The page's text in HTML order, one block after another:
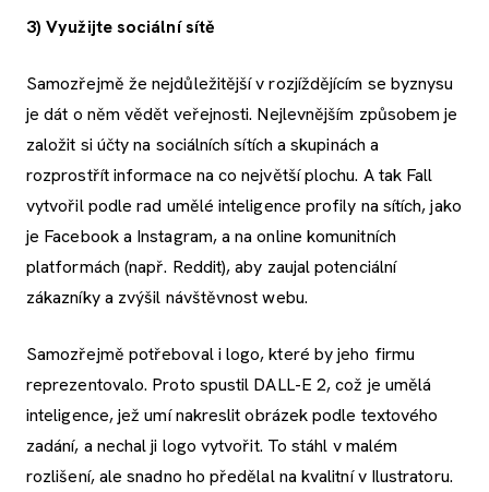
3) Využijte sociální sítě
Samozřejmě že nejdůležitější v rozjíždějícím se byznysu
je dát o něm vědět veřejnosti. Nejlevnějším způsobem je
založit si účty na sociálních sítích a skupinách a
rozprostřít informace na co největší plochu. A tak Fall
vytvořil podle rad umělé inteligence profily na sítích, jako
je Facebook a Instagram, a na online komunitních
platformách (např. Reddit), aby zaujal potenciální
zákazníky a zvýšil návštěvnost webu.
Samozřejmě potřeboval i logo, které by jeho firmu
reprezentovalo. Proto spustil DALL-E 2, což je umělá
inteligence, jež umí nakreslit obrázek podle textového
zadání, a nechal ji logo vytvořit. To stáhl v malém
rozlišení, ale snadno ho předělal na kvalitní v Ilustratoru.